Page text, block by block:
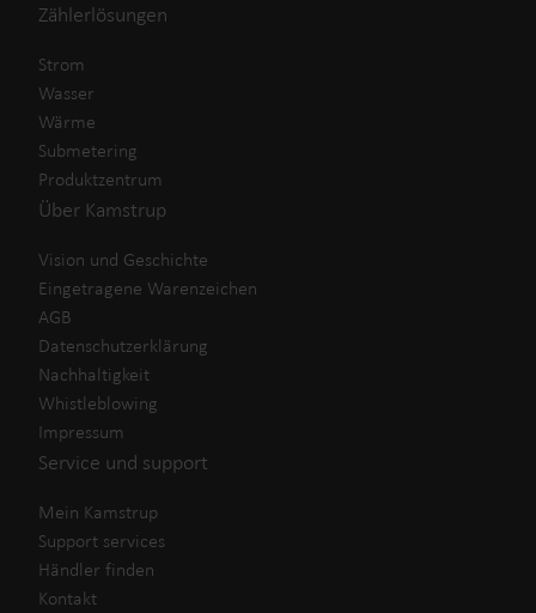
Zählerlösungen
Strom
Wasser
Wärme
Submetering
Produktzentrum
Über Kamstrup
Vision und Geschichte
Eingetragene Warenzeichen
AGB
Datenschutzerklärung
Nachhaltigkeit
Whistleblowing
Impressum
Service und support
Mein Kamstrup
Support services
Händler finden
Kontakt